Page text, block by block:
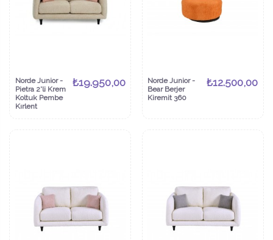
Norde Junior -
Pietra 2'li Krem
Koltuk Pembe
Kırlent
₺19.950,00
Norde Junior -
Bear Berjer
Kiremit 360
₺12.500,00